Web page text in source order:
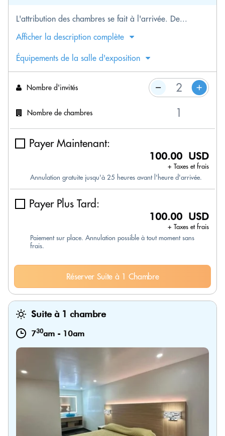
L'attribution des chambres se fait à l'arrivée. De...
Afficher la description complète
Équipements de la salle d'exposition
Nombre d'invités
Nombre de chambres
Payer Maintenant:
100.00 USD
+ Taxes et frais
Annulation gratuite jusqu'à 25 heures avant l'heure d'arrivée.
Payer Plus Tard:
100.00 USD
+ Taxes et frais
Paiement sur place. Annulation possible à tout moment sans
frais.
Réserver Suite à 1 Chambre
Suite à 1 chambre
730am - 10am